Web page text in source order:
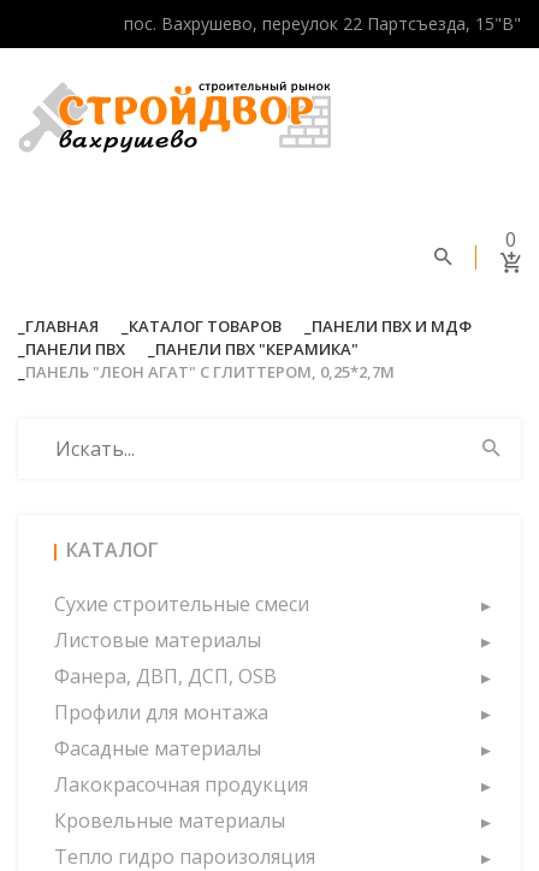
пос. Вахрушево, переулок 22 Партсъезда, 15"В"
0
ГЛАВНАЯ КАТАЛОГ ТОВАРОВ
ПАНЕЛИ ПВХ И МДФ
ПАНЕЛИ ПВХ
ПАНЕЛИ ПВХ "КЕРАМИКА"
ПАНЕЛЬ "ЛЕОН АГАТ" С ГЛИТТЕРОМ, 0,25*2,7М
КАТАЛОГ
Сухие строительные смеси
Листовые материалы
Фанера, ДВП, ДСП, OSB
Профили для монтажа
Фасадные материалы
Лакокрасочная продукция
Кровельные материалы
Тепло гидро пароизоляция